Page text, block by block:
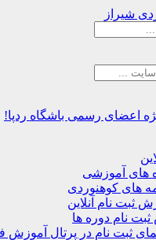
رسمی باشگاه ردپا!
آنلاین
ها
نام در پرتال آموزش فدراسیون